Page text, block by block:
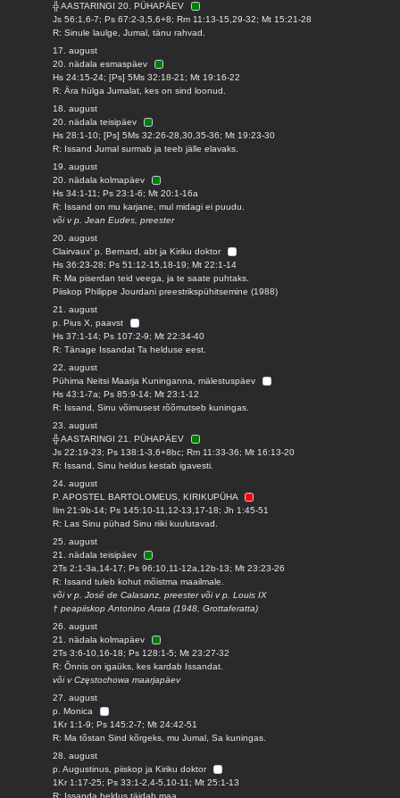
╬ AASTARINGI 20. PÜHAPÄEV
Js 56:1,6-7; Ps 67:2-3,5,6+8; Rm 11:13-15,29-32; Mt 15:21-28
R: Sinule laulge, Jumal, tänu rahvad.
17. august
20. nädala esmaspäev
Hs 24:15-24; [Ps] 5Ms 32:18-21; Mt 19:16-22
R: Ära hülga Jumalat, kes on sind loonud.
18. august
20. nädala teisipäev
Hs 28:1-10; [Ps] 5Ms 32:26-28,30,35-36; Mt 19:23-30
R: Issand Jumal surmab ja teeb jälle elavaks.
19. august
20. nädala kolmapäev
Hs 34:1-11; Ps 23:1-6; Mt 20:1-16a
R: Issand on mu karjane, mul midagi ei puudu.
või v p. Jean Eudes, preester
20. august
Clairvaux’ p. Bernard, abt ja Kiriku doktor
Hs 36:23-28; Ps 51:12-15,18-19; Mt 22:1-14
R: Ma piserdan teid veega, ja te saate puhtaks.
Piiskop Philippe Jourdani preestrikspühitsemine (1988)
21. august
p. Pius X, paavst
Hs 37:1-14; Ps 107:2-9; Mt 22:34-40
R: Tänage Issandat Ta helduse eest.
22. august
Pühima Neitsi Maarja Kuninganna, mälestuspäev
Hs 43:1-7a; Ps 85:9-14; Mt 23:1-12
R: Issand, Sinu võimusest rõõmutseb kuningas.
23. august
╬ AASTARINGI 21. PÜHAPÄEV
Js 22:19-23; Ps 138:1-3,6+8bc; Rm 11:33-36; Mt 16:13-20
R: Issand, Sinu heldus kestab igavesti.
24. august
P. APOSTEL BARTOLOMEUS, KIRIKUPÜHA
Ilm 21:9b-14; Ps 145:10-11,12-13,17-18; Jh 1:45-51
R: Las Sinu pühad Sinu riiki kuulutavad.
25. august
21. nädala teisipäev
2Ts 2:1-3a,14-17; Ps 96:10,11-12a,12b-13; Mt 23:23-26
R: Issand tuleb kohut mõistma maailmale.
või v p. José de Calasanz, preester või v p. Louis IX
† peapiiskop Antonino Arata (1948, Grottaferatta)
26. august
21. nädala kolmapäev
2Ts 3:6-10,16-18; Ps 128:1-5; Mt 23:27-32
R: Õnnis on igaüks, kes kardab Issandat.
või v Częstochowa maarjapäev
27. august
p. Monica
1Kr 1:1-9; Ps 145:2-7; Mt 24:42-51
R: Ma tõstan Sind kõrgeks, mu Jumal, Sa kuningas.
28. august
p. Augustinus, piiskop ja Kiriku doktor
1Kr 1:17-25; Ps 33:1-2,4-5,10-11; Mt 25:1-13
R: Issanda heldus täidab maa.